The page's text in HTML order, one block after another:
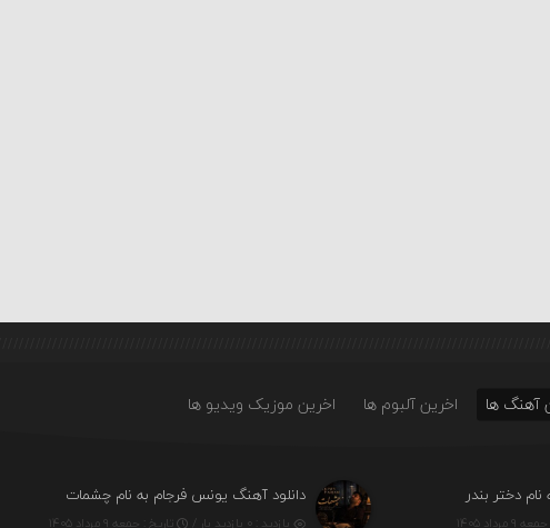
آهنگ ها اخرین آلبوم ها اخرین موزیک ویدیو ها
دختر بندر
۱۴۰۵
دانلود آهنگ یونس فرجام به نام چشمات
بازدید : ۰ بازدید بار / تاریخ : جمعه ۹ مرداد ۱۴۰۵